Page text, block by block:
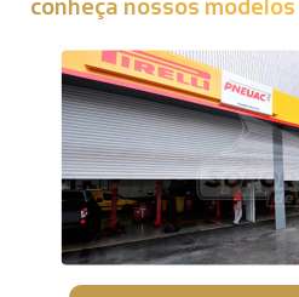
conheça nossos